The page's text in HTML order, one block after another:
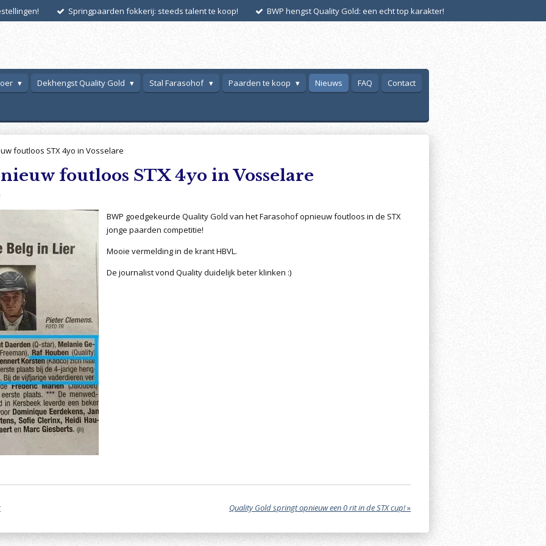
Springpaarden fokkerij: steeds talent te koop! BWP hengst Quality Gold: een echt top karakter!
Dekhengst Quality Gold Stal Farasohof Paarden te koop Nieuws FAQ Contact
foutloos STX 4yo in Vosselare
foutloos STX 4yo in Vosselare
BWP goedgekeurde Quality Gold van het Farasohof opnieuw foutloos in de STX
jonge paarden competitie!
Mooie vermelding in de krant HBVL.
De journalist vond Quality duidelijk beter klinken :)
Quality Gold springt opnieuw een 0 rit in de STX cup!»